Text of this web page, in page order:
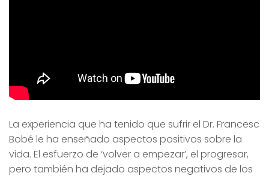
La experiencia que ha tenido que sufrir el Dr. Francesc
Bobé le ha enseñado aspectos positivos sobre la
vida. El esfuerzo de ‘volver a empezar’, el progresar,
pero también ha dejado aspectos negativos de los